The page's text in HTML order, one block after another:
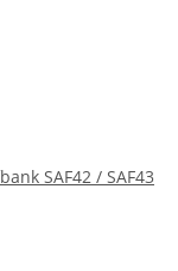
SAF42 / SAF43